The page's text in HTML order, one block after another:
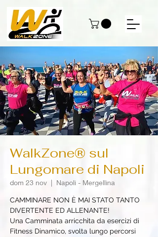
WalkZone® sul
Lungomare di Napoli
dom 23 nov
  |
Napoli - Mergellina
CAMMINARE NON È MAI STATO TANTO
DIVERTENTE ED ALLENANTE!
Una Camminata arricchita da esercizi di
Fitness Dinamico, svolta lungo percorsi